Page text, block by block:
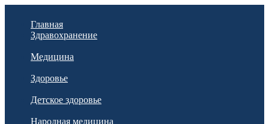
Главная
Здравохранение
Медицина
Здоровье
Детское здоровье
Народная медицина